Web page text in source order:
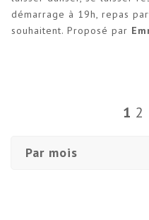
démarrage à 19h, repas
souhaitent. Proposé par
1 2
Par mois